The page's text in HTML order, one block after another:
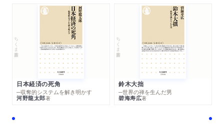
ちくま新書
日本経済の死角
─収奪的システムを解き明かす
河野龍太郎著
ちくま新書
鈴木大拙
─世界の禅を生んだ男
碧海寿広著